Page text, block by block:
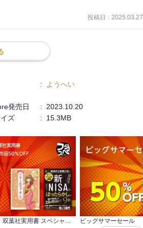
投稿日 : 2025.03.27
: ようへい
発売日 :
2023.10.20
ズ : 15.3MB
【フタスペ！2026年夏】双葉社実用書 スペシャルな8月フェア 対象作品50％OFF ビッグサマーセール